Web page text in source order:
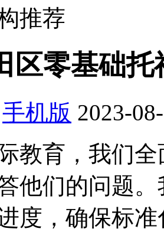
推荐
区零基础
手机版 2023-
教育，我们
他们的问题
度，确保标